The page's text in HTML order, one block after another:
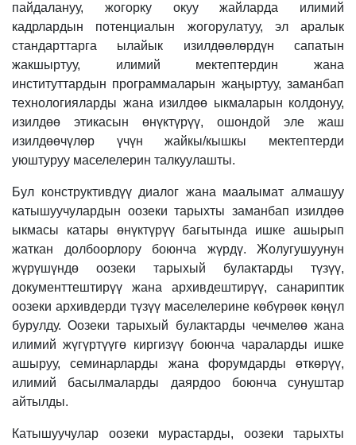
пайдалануу, жогорку окуу жайларда илимий
кадрлардын потенциалын жогорулатуу, эл аралык
стандарттарга ылайык изилдөөлөрдүн сапатын
жакшыртуу, илимий мектептердин жана
институттардын программаларын жаңыртуу, заманбап
технологияларды жана изилдөө ыкмаларын колдонуу,
изилдөө этикасын өнүктүрүү, ошондой эле жаш
изилдөөчүлөр үчүн жайкы/кышкы мектептерди
уюштуруу маселелерин талкуулашты.
Бул конструктивдүү диалог жана маалымат алмашуу
катышуучулардын оозеки тарыхты заманбап изилдөө
ыкмасы катары өнүктүрүү багытында ишке ашырып
жаткан долбоорлору боюнча жүрдү. Жолугушуунун
жүрүшүндө оозеки тарыхый булактарды түзүү,
документтештирүү жана архивдештирүү, санариптик
оозеки архивдерди түзүү маселелерине көбүрөөк көңүл
бурулду. Оозеки тарыхый булактарды чечмелөө жана
илимий жүгүртүүгө киргизүү боюнча чараларды ишке
ашыруу, семинарларды жана форумдарды өткөрүү,
илимий басылмаларды даярдоо боюнча сунуштар
айтылды.
Катышуучулар оозеки мурастарды, оозеки тарыхты